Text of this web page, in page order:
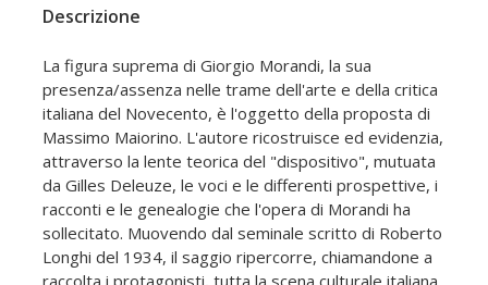
Descrizione
La figura suprema di Giorgio Morandi, la sua
presenza/assenza nelle trame dell'arte e della critica
italiana del Novecento, è l'oggetto della proposta di
Massimo Maiorino. L'autore ricostruisce ed evidenzia,
attraverso la lente teorica del "dispositivo", mutuata
da Gilles Deleuze, le voci e le differenti prospettive, i
racconti e le genealogie che l'opera di Morandi ha
sollecitato. Muovendo dal seminale scritto di Roberto
Longhi del 1934, il saggio ripercorre, chiamandone a
raccolta i protagonisti, tutta la scena culturale italiana